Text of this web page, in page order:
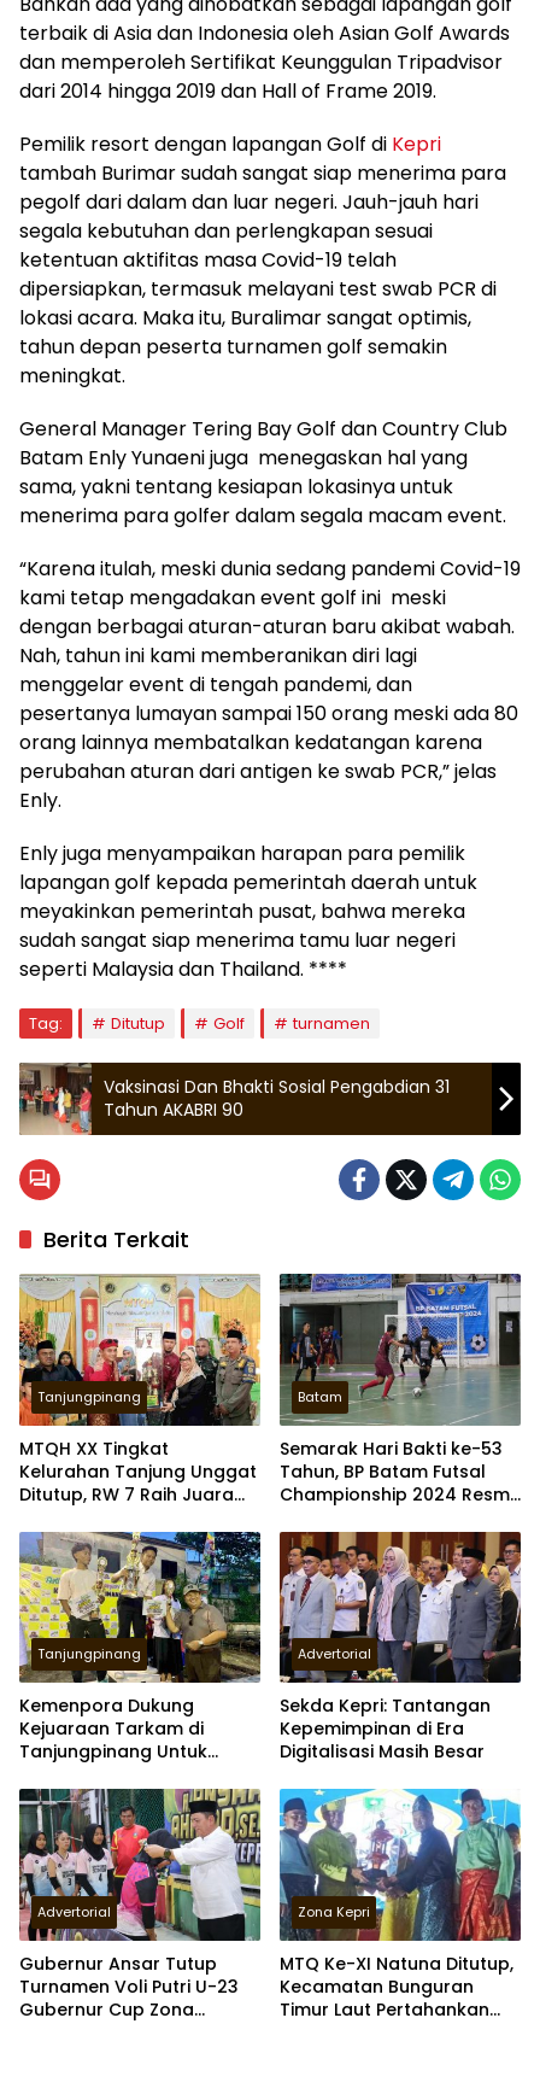
terbaik di Asia dan Indonesia oleh Asian Golf Awards
dan memperoleh Sertifikat Keunggulan Tripadvisor
dari 2014 hingga 2019 dan Hall of Frame 2019.
Pemilik resort dengan lapangan Golf di Kepri
tambah Burimar sudah sangat siap menerima para
pegolf dari dalam dan luar negeri. Jauh-jauh hari
segala kebutuhan dan perlengkapan sesuai
ketentuan aktifitas masa Covid-19 telah
dipersiapkan, termasuk melayani test swab PCR di
lokasi acara. Maka itu, Buralimar sangat optimis,
tahun depan peserta turnamen golf semakin
meningkat.
General Manager Tering Bay Golf dan Country Club
Batam Enly Yunaeni juga menegaskan hal yang
sama, yakni tentang kesiapan lokasinya untuk
menerima para golfer dalam segala macam event.
“Karena itulah, meski dunia sedang pandemi Covid-19
kami tetap mengadakan event golf ini meski
dengan berbagai aturan-aturan baru akibat wabah.
Nah, tahun ini kami memberanikan diri lagi
menggelar event di tengah pandemi, dan
pesertanya lumayan sampai 150 orang meski ada 80
orang lainnya membatalkan kedatangan karena
perubahan aturan dari antigen ke swab PCR,” jelas
Enly.
Enly juga menyampaikan harapan para pemilik
lapangan golf kepada pemerintah daerah untuk
meyakinkan pemerintah pusat, bahwa mereka
sudah sangat siap menerima tamu luar negeri
seperti Malaysia dan Thailand. ****
Tag: Ditutup Golf turnamen
Vaksinasi Dan Bhakti Sosial Pengabdian 31
Tahun AKABRI 90
Berita Terkait
Tanjungpinang
MTQH XX Tingkat
Kelurahan Tanjung Unggat
Ditutup, RW 7 Raih Juara
Batam
Semarak Hari Bakti ke-53
Tahun, BP Batam Futsal
Championship 2024 Resmi
Tanjungpinang
Kemenpora Dukung
Kejuaraan Tarkam di
Tanjungpinang Untuk
Olahraga
Advertorial
Sekda Kepri: Tantangan
Kepemimpinan di Era
Digitalisasi Masih Besar
Advertorial
Gubernur Ansar Tutup
Turnamen Voli Putri U-23
Gubernur Cup Zona
Zona Kepri
MTQ Ke-XI Natuna Ditutup,
Kecamatan Bunguran
Timur Laut Pertahankan